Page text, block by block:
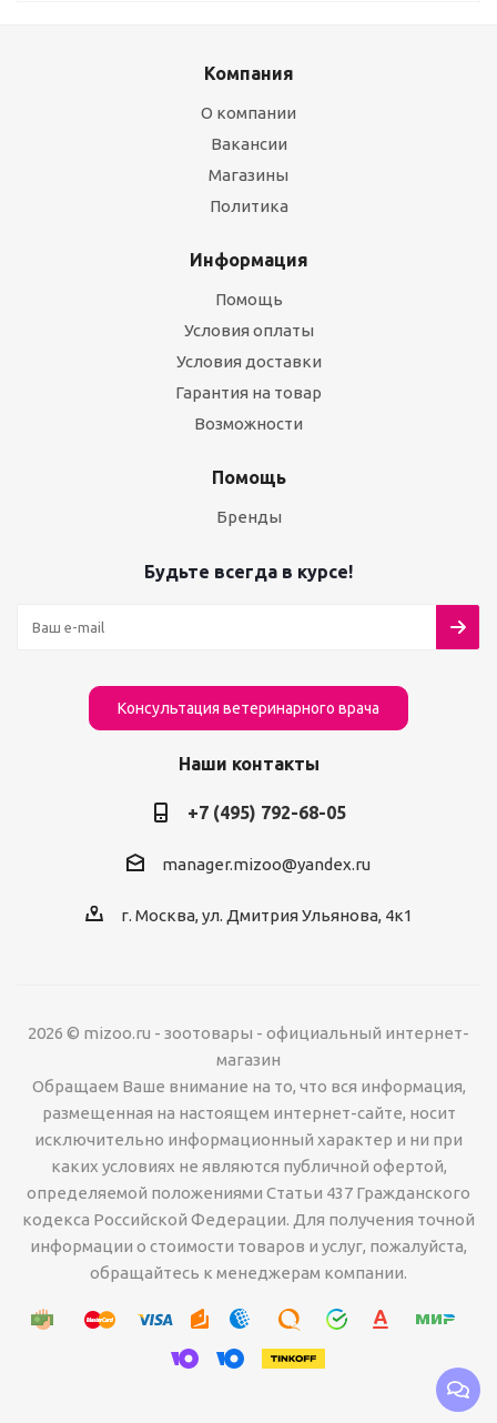
Компания
О компании
Вакансии
Магазины
Политика
Информация
Помощь
Условия оплаты
Условия доставки
Гарантия на товар
Возможности
Помощь
Бренды
Будьте всегда в курсе!
Консультация ветеринарного врача
Наши контакты
+7 (495) 792-68-05
manager.mizoo@yandex.ru
г. Москва, ул. Дмитрия Ульянова, 4к1
2026 © mizoo.ru - зоотовары - официальный интернет-
магазин
Обращаем Ваше внимание на то, что вся информация,
размещенная на настоящем интернет-сайте, носит
исключительно информационный характер и ни при
каких условиях не являются публичной офертой,
определяемой положениями Статьи 437 Гражданского
кодекса Российской Федерации. Для получения точной
информации о стоимости товаров и услуг, пожалуйста,
обращайтесь к менеджерам компании.